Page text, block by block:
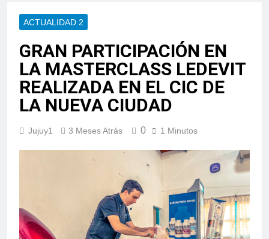
ACTUALIDAD 2
GRAN PARTICIPACIÓN EN
LA MASTERCLASS LEDEVIT
REALIZADA EN EL CIC DE
LA NUEVA CIUDAD
Jujuy1 3 Meses Atrás 0 1 Minutos